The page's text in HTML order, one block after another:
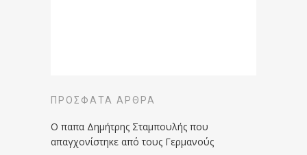
ΠΡΌΣΦΑΤΑ ΆΡΘΡΑ
Ο παπα Δημήτρης Σταμπουλής που
απαγχονίστηκε από τους Γερμανούς